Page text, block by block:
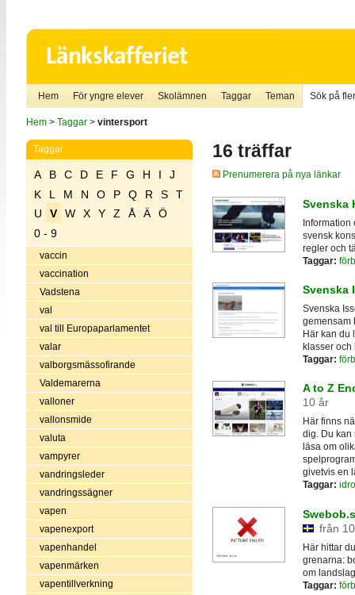
Hem För yngre elever Skolämnen Taggar Teman Sök på
Hem> Taggar> vintersport
Taggar
A B C D E F G H I
J
K
L M N O P Q R S
T
U
V W X Y Z Å Ä
Ö
0 - 9
vaccin
vaccination
Vadstena
val
val till Europaparlamentet
valar
valborgsmässofirande
Valdemarerna
valloner
vallonsmide
valuta
vampyrer
vandringsleder
vandringssägner
vapen
vapenexport
vapenhandel
vapenmärken
vapentillverkning
16 träffar
Prenumerera på nya länkar
Svenska
Information
svensk
regler och
Taggar:
Svenska
Svenska
gemensam
Här kan du
klasser
Taggar:
A to Z
10 år
Här finns
dig. Du kan
läsa om
givetvis en
Taggar:
från
Här hittar
grenarna:
om
Taggar: